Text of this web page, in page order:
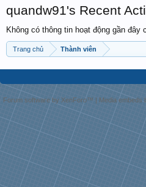
quandw91's Recent
Không có thông tin hoạt động gần đây
Trang chủ Thành viên
Forum software by XenForo™ | Media embeds